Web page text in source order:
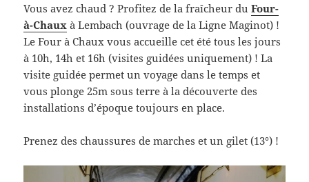
Vous avez chaud ? Profitez de la fraîcheur duFour-
à-Chaux à Lembach (ouvrage de la Ligne Maginot) !
Le Four à Chaux vous accueille cet été tous les jours
à 10h, 14h et 16h (visites guidées uniquement) ! La
visite guidée permet un voyage dans le temps et
vous plonge 25m sous terre à la découverte des
installations d’époque toujours en place.
Prenez des chaussures de marches et un gilet (13°) !